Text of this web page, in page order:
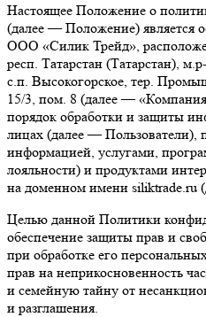
Настоящее Положение о
(далее — Положение) является
ООО «Силик Трейд»,
респ. Татарстан (Татарстан),
с.п. Высокогорское, тер.
15/3, пом. 8 (далее —
порядок обработки и защиты
лицах (далее — Пользователи),
информацией, услугами,
лояльности) и продуктами
на доменном имени siliktrade.ru
Целью данной Политики
обеспечение защиты прав и
при обработке его
прав на неприкосновенность
и семейную тайну от
и разглашения.